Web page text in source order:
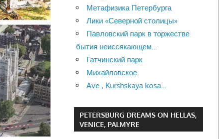
Метафизика Петербурга
Лики «Северной столицы»
Павловский парк в торжестве
бытия неиссякающем…
Гатчинский парк
Михайловское
Ave , Kurshskaya kosa…
PETERSBURG DREAMS ON HELLAS,
VENICE, PALMYRE